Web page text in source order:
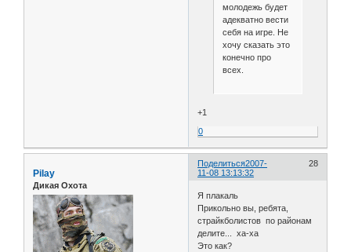
молодежь будет
адекватно вести
себя на игре. Не
хочу сказать это
конечно про
всех.
+1
0
Поделиться 28
2007-
11-08 13:13:32
Pilay
Дикая Охота
Я плакаль
Прикольно вы, ребята,
страйкболистов по районам
делите... xa-xa
Это как?